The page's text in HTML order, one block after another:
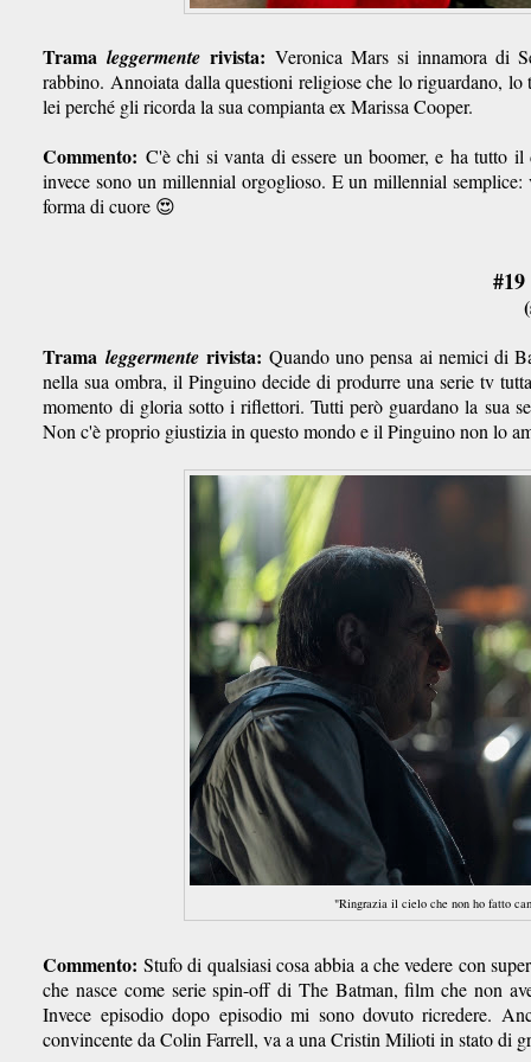
Tramaleggermente rivista: Veronica Mars si innamora di
rabbino. Annoiata dalla questioni religiose che lo riguardano,
lei perché gli ricorda la sua compianta ex Marissa Cooper.
Commento: C'è chi si vanta di essere un boomer, e ha tutto
invece sono un millennial orgoglioso. E un millennial
forma di cuore 😍
Trama leggermenterivista: Quando uno pensa ai nemici di
nella sua ombra, il Pinguino decide di produrre una serie tv
momento di gloria sotto i riflettori. Tutti però guardano la sua
Non c'è proprio giustizia in questo mondo e il Pinguino non lo
"Ringrazia il cielo che non ho fatto
Commento: Stufo di qualsiasi cosa abbia a che vedere con
che nasce come serie spin-off di The Batman, film che non
Invece episodio dopo episodio mi sono dovuto ricredere.
convincente da Colin Farrell, va a una Cristin Milioti in stato di